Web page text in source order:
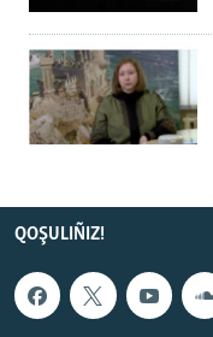
QOŞULIÑIZ!